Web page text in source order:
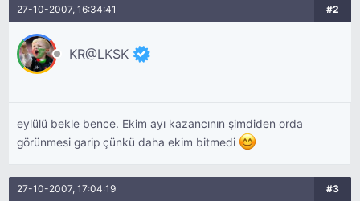
27-10-2007, 16:34:41 #2
KR@LKSK
eylülü bekle bence. Ekim ayı kazancının şimdiden orda
görünmesi garip çünkü daha ekim bitmedi
27-10-2007, 17:04:19 #3